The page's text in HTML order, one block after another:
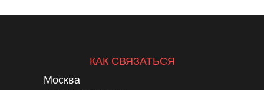
КАК СВЯЗАТЬСЯ
Москва